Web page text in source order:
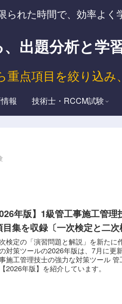
られた時間で、効率よく
出題分析と学
重点項目を絞り込み
報 技術士・RCCM試験
年版】1級管工事施工管
目集を収録〔一次検定と二次
検定の「演習問題と解説」を新
対策ツールの2026年版は、7月に更
施工管理技士の強力な対策ツール
2026年版】を紹介しています
💉 2級 一次検定 ： 演習